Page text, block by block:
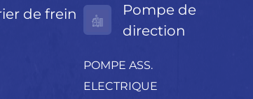
de frein
Pompe de
direction
POMPE ASS.
ELECTRIQUE